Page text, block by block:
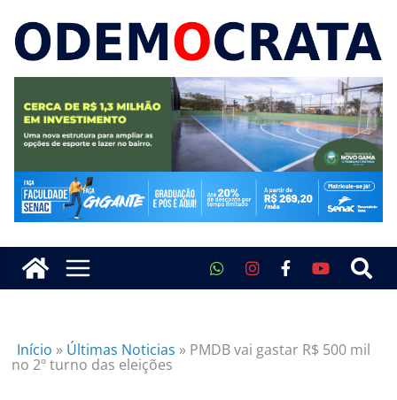
Início » Últimas Noticias » PMDB vai gastar R$ 500 mil
no 2º turno das eleições